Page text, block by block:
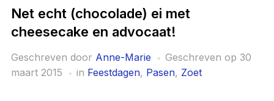
Net echt (chocolade) ei met
cheesecake en advocaat!
Geschreven door Anne-Marie Geschreven op 30
maart 2015
in Feestdagen, Pasen, Zoet